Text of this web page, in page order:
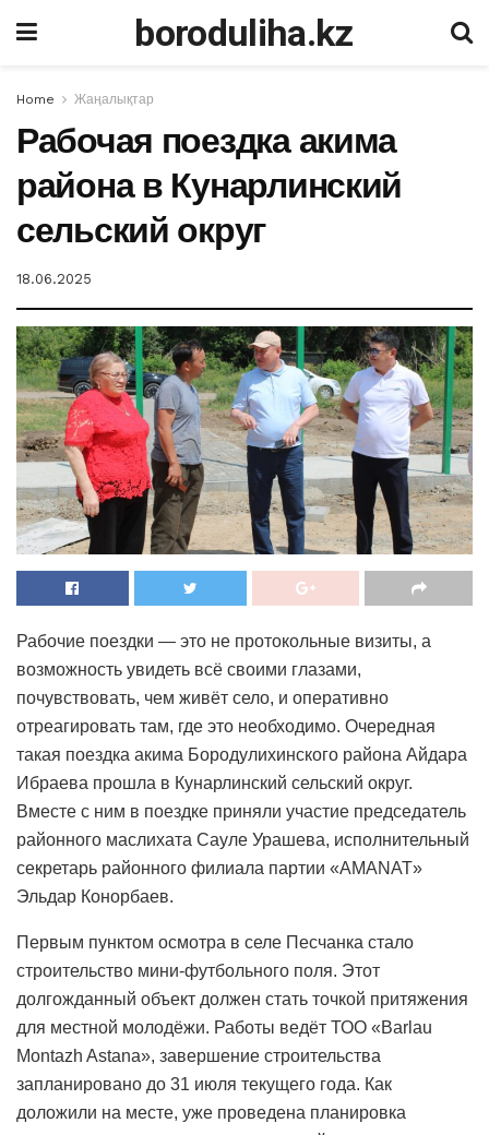
boroduliha.kz
Home Жаңалықтар
Рабочая поездка акима
района в Кунарлинский
сельский округ
18.06.2025
Рабочие поездки — это не протокольные визиты, а
возможность увидеть всё своими глазами,
почувствовать, чем живёт село, и оперативно
отреагировать там, где это необходимо. Очередная
такая поездка акима Бородулихинского района Айдара
Ибраева прошла в Кунарлинский сельский округ.
Вместе с ним в поездке приняли участие председатель
районного маслихата Сауле Урашева, исполнительный
секретарь районного филиала партии «AMANAT»
Эльдар Конорбаев.
Первым пунктом осмотра в селе Песчанка стало
строительство мини-футбольного поля. Этот
долгожданный объект должен стать точкой притяжения
для местной молодёжи. Работы ведёт ТОО «Barlau
Montazh Astana», завершение строительства
запланировано до 31 июля текущего года. Как
доложили на месте, уже проведена планировка